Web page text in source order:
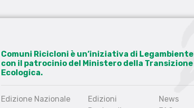
Comuni Ricicloni è un’iniziativa di Legambiente
con il patrocinio del Ministero della Transizione
Ecologica.
Edizione Nazionale
Edizioni
News